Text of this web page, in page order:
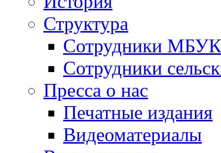
Структура
Сотрудники
Сотрудники
Пресса о нас
Печатные издания
Видеоматериалы